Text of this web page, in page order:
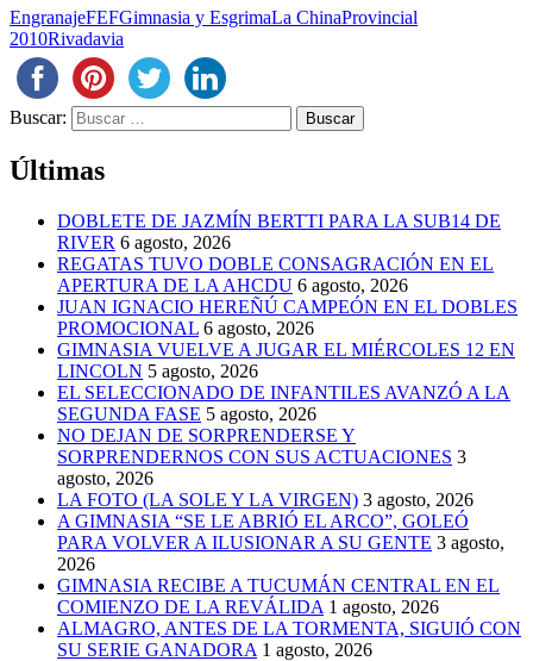
EngranajeFEFGimnasia y EsgrimaLa ChinaProvincial
2010Rivadavia
Buscar:
Últimas
DOBLETE DE JAZMÍN BERTTI PARA LA SUB14 DE
RIVER 6 agosto, 2026
REGATAS TUVO DOBLE CONSAGRACIÓN EN EL
APERTURA DE LA AHCDU 6 agosto, 2026
JUAN IGNACIO HEREÑÚ CAMPEÓN EN EL DOBLES
PROMOCIONAL 6 agosto, 2026
GIMNASIA VUELVE A JUGAR EL MIÉRCOLES 12 EN
LINCOLN 5 agosto, 2026
EL SELECCIONADO DE INFANTILES AVANZÓ A LA
SEGUNDA FASE 5 agosto, 2026
NO DEJAN DE SORPRENDERSE Y
SORPRENDERNOS CON SUS ACTUACIONES 3
agosto, 2026
LA FOTO (LA SOLE Y LA VIRGEN) 3 agosto, 2026
A GIMNASIA “SE LE ABRIÓ EL ARCO”, GOLEÓ
PARA VOLVER A ILUSIONAR A SU GENTE 3 agosto,
2026
GIMNASIA RECIBE A TUCUMÁN CENTRAL EN EL
COMIENZO DE LA REVÁLIDA 1 agosto, 2026
ALMAGRO, ANTES DE LA TORMENTA, SIGUIÓ CON
SU SERIE GANADORA 1 agosto, 2026